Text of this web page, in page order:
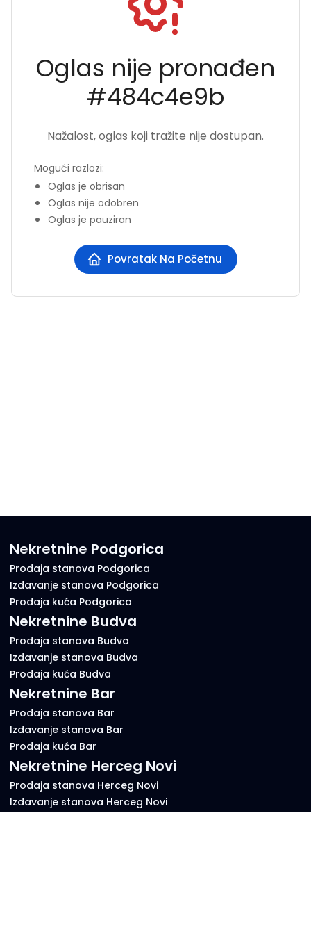
Oglas nije pronađen
#484c4e9b
Nažalost, oglas koji tražite nije dostupan.
Mogući razlozi:
Oglas je obrisan
Oglas nije odobren
Oglas je pauziran
Povratak Na Početnu
Nekretnine Podgorica
Prodaja stanova Podgorica
Izdavanje stanova Podgorica
Prodaja kuća Podgorica
Nekretnine Budva
Prodaja stanova Budva
Izdavanje stanova Budva
Prodaja kuća Budva
Nekretnine Bar
Prodaja stanova Bar
Izdavanje stanova Bar
Prodaja kuća Bar
Nekretnine Herceg Novi
Prodaja stanova Herceg Novi
Izdavanje stanova Herceg Novi